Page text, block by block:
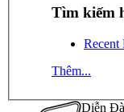
Tìm kiếm
Recent
Thêm...
Diễn